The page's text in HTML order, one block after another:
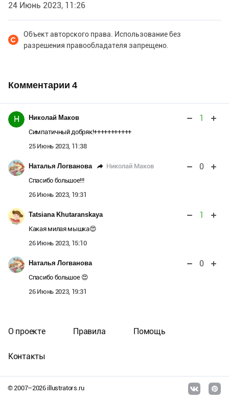
24 Июнь 2023, 11:26
Объект авторского права. Использование без
разрешения правообладателя запрещено.
Комментарии 4
Н Николай Маков 1
Симпатичный добряк!+++++++++++
25 Июнь 2023, 11:38
Наталья Логванова Николай Маков 0
Спасибо большое!!!
26 Июнь 2023, 19:31
Tatsiana Khutaranskaya 1
Какая милая мышка😍
26 Июнь 2023, 15:10
Наталья Логванова 0
Спасибо большое 😍
26 Июнь 2023, 19:31
© 2007–2026illustrators.ru
О проекте Правила Помощь
Контакты